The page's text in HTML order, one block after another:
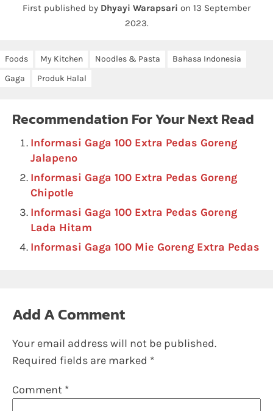
First published by Dhyayi Warapsari on 13 September
2023.
Foods My Kitchen Noodles & Pasta
Bahasa Indonesia
Gaga
Produk Halal
Recommendation For Your Next Read
Informasi Gaga 100 Extra Pedas Goreng
Jalapeno
Informasi Gaga 100 Extra Pedas Goreng
Chipotle
Informasi Gaga 100 Extra Pedas Goreng
Lada Hitam
Informasi Gaga 100 Mie Goreng Extra Pedas
Add A Comment
Your email address will not be published.
Required fields are marked *
Comment *